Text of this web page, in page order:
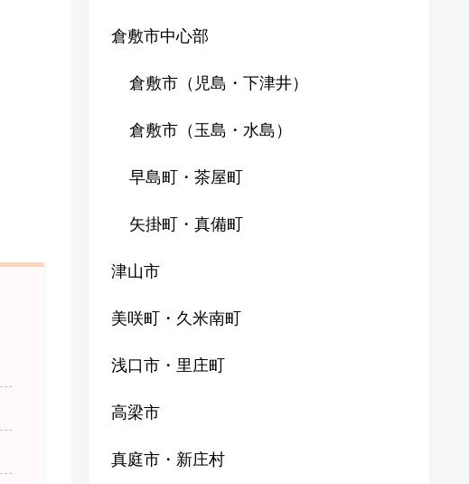
倉敷市中心部
倉敷市（児島・下津井）
倉敷市（玉島・水島）
早島町・茶屋町
矢掛町・真備町
津山市
美咲町・久米南町
浅口市・里庄町
高梁市
真庭市・新庄村